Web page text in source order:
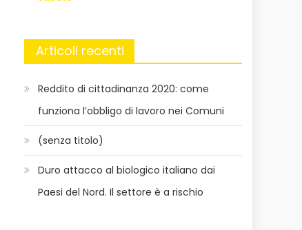
Articoli recenti
Reddito di cittadinanza 2020: come
funziona l’obbligo di lavoro nei Comuni
(senza titolo)
Duro attacco al biologico italiano dai
Paesi del Nord. Il settore è a rischio